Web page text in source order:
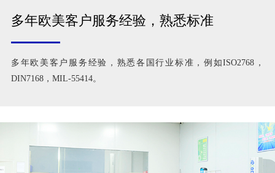
多年欧美客户服务经验，熟悉标准
多年欧美客户服务经验，熟悉各国行业标准，例如ISO2768，
DIN7168，MIL-55414。